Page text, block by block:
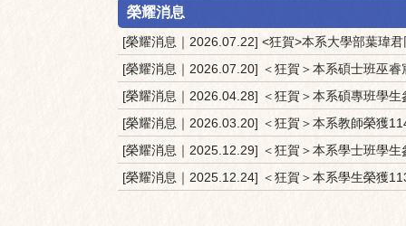
榮耀消息
[榮耀消息｜2026.07.22] <狂賀>本系大學部葉瑋
[榮耀消息｜2026.07.20] ＜狂賀＞本系碩士班巫
[榮耀消息｜2026.04.28] ＜狂賀＞本系碩專班學
[榮耀消息｜2026.03.20] ＜狂賀＞本系教師榮獲
[榮耀消息｜2025.12.29] ＜狂賀＞本系學士班學
[榮耀消息｜2025.12.24] ＜狂賀＞本系學生榮獲